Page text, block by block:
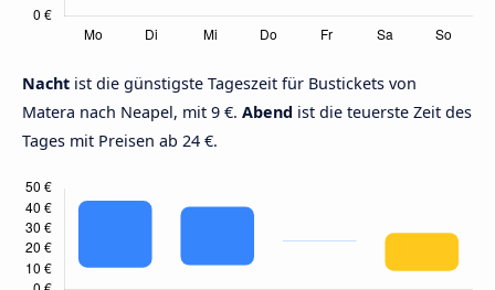
Nacht ist die günstigste Tageszeit für Bustickets von
Matera nach Neapel, mit 9 €. Abend ist die teuerste Zeit des
Tages mit Preisen ab 24 €.